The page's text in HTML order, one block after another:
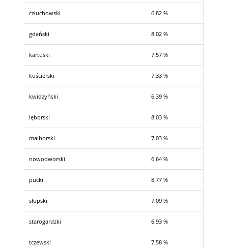
człuchowski 6.82 %
gdański 8.02 %
kartuski 7.57 %
kościerski 7.33 %
kwidzyński 6.39 %
lęborski 8.03 %
malborski 7.03 %
nowodworski 6.64 %
pucki 8.77 %
słupski 7.09 %
starogardzki 6.93 %
tczewski 7.58 %